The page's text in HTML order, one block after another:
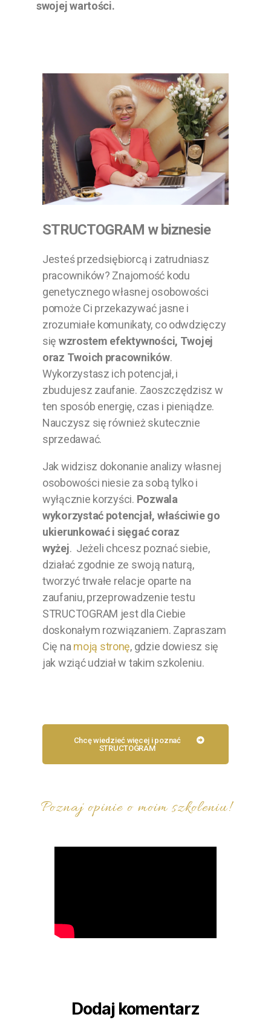
swojej wartości.
STRUCTOGRAM w biznesie
Jesteś przedsiębiorcą i zatrudniasz
pracowników? Znajomość kodu
genetycznego własnej osobowości
pomoże Ci przekazywać jasne i
zrozumiałe komunikaty, co odwdzięczy
się wzrostem efektywności, Twojej
oraz Twoich pracowników.
Wykorzystasz ich potencjał, i
zbudujesz zaufanie. Zaoszczędzisz w
ten sposób energię, czas i pieniądze.
Nauczysz się również skutecznie
sprzedawać.
Jak widzisz dokonanie analizy własnej
osobowości niesie za sobą tylko i
wyłącznie korzyści. Pozwala
wykorzystać potencjał, właściwie go
ukierunkować i sięgać coraz
wyżej. Jeżeli chcesz poznać siebie,
działać zgodnie ze swoją naturą,
tworzyć trwałe relacje oparte na
zaufaniu, przeprowadzenie testu
STRUCTOGRAM jest dla Ciebie
doskonałym rozwiązaniem. Zapraszam
Cię na moją stronę, gdzie dowiesz się
jak wziąć udział w takim szkoleniu.
Chcę wiedzieć więcej i poznać
STRUCTOGRAM
Poznaj opinie o moim szkoleniu!
Dodaj komentarz